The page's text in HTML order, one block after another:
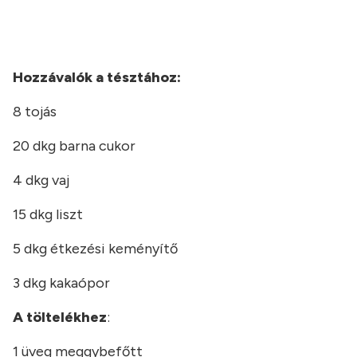
Hozzávalók a tésztához:
8 tojás
20 dkg barna cukor
4 dkg vaj
15 dkg liszt
5 dkg étkezési keményítő
3 dkg kakaópor
A töltelékhez:
1 üveg meggybefőtt